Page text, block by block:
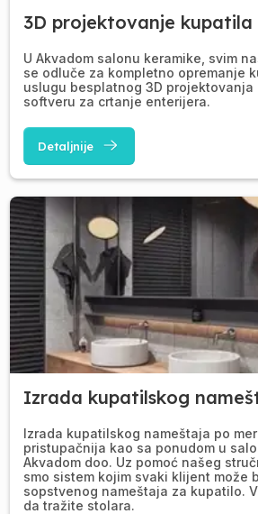
3D projektovanje kupatila
U Akvadom salonu keramike, svim
se odluče za kompletno opremanje
uslugu besplatnog 3D projektovanja
softveru za crtanje enterijera.
Detaljnije
Izrada kupatilskog
Izrada kupatilskog nameštaja po
pristupačnija kao sa ponudom u
Akvadom doo. Uz pomoć našeg
smo sistem kojim svaki klijent može
sopstvenog nameštaja za kupatilo.
da tražite stolara.